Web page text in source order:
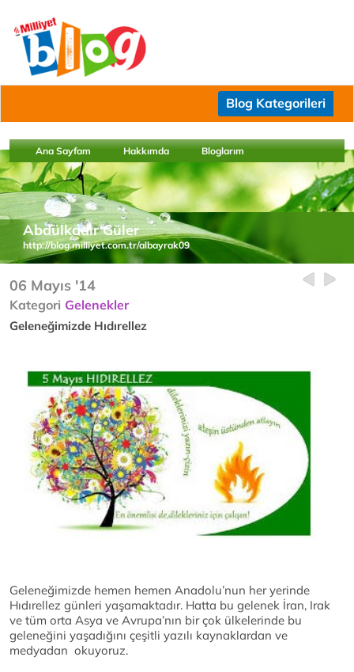
Blog Kategorileri
Ana Sayfam Hakkımda Bloglarım
Abdülkadir Güler
http://blog.milliyet.com.tr/albayrak09
06 Mayıs '14
Kategori Gelenekler
Geleneğimizde Hıdırellez
Geleneğimizde hemen hemen Anadolu’nun her yerinde
Hıdırellez günleri yaşamaktadır. Hatta bu gelenek İran, Irak
ve tüm orta Asya ve Avrupa’nın bir çok ülkelerinde bu
geleneğini yaşadığını çeşitli yazılı kaynaklardan ve
medyadan okuyoruz.